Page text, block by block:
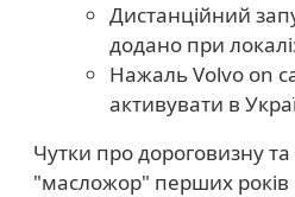
Дистанційний
додано при
Нажаль Volvo on
активувати в
Чутки про дороговизну
"масложор" перших років